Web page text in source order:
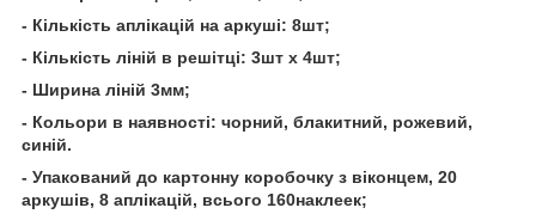
- Кількість аплікацій на аркуші: 8шт;
- Кількість ліній в решітці: 3шт х 4шт;
- Ширина ліній 3мм;
- Кольори в наявності: чорний, блакитний, рожевий,
синій.
- Упакований до картонну коробочку з віконцем, 20
аркушів, 8 аплікацій, всього 160наклеек;